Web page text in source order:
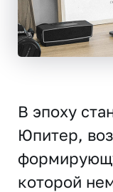
В эпоху
Юпитер,
которой